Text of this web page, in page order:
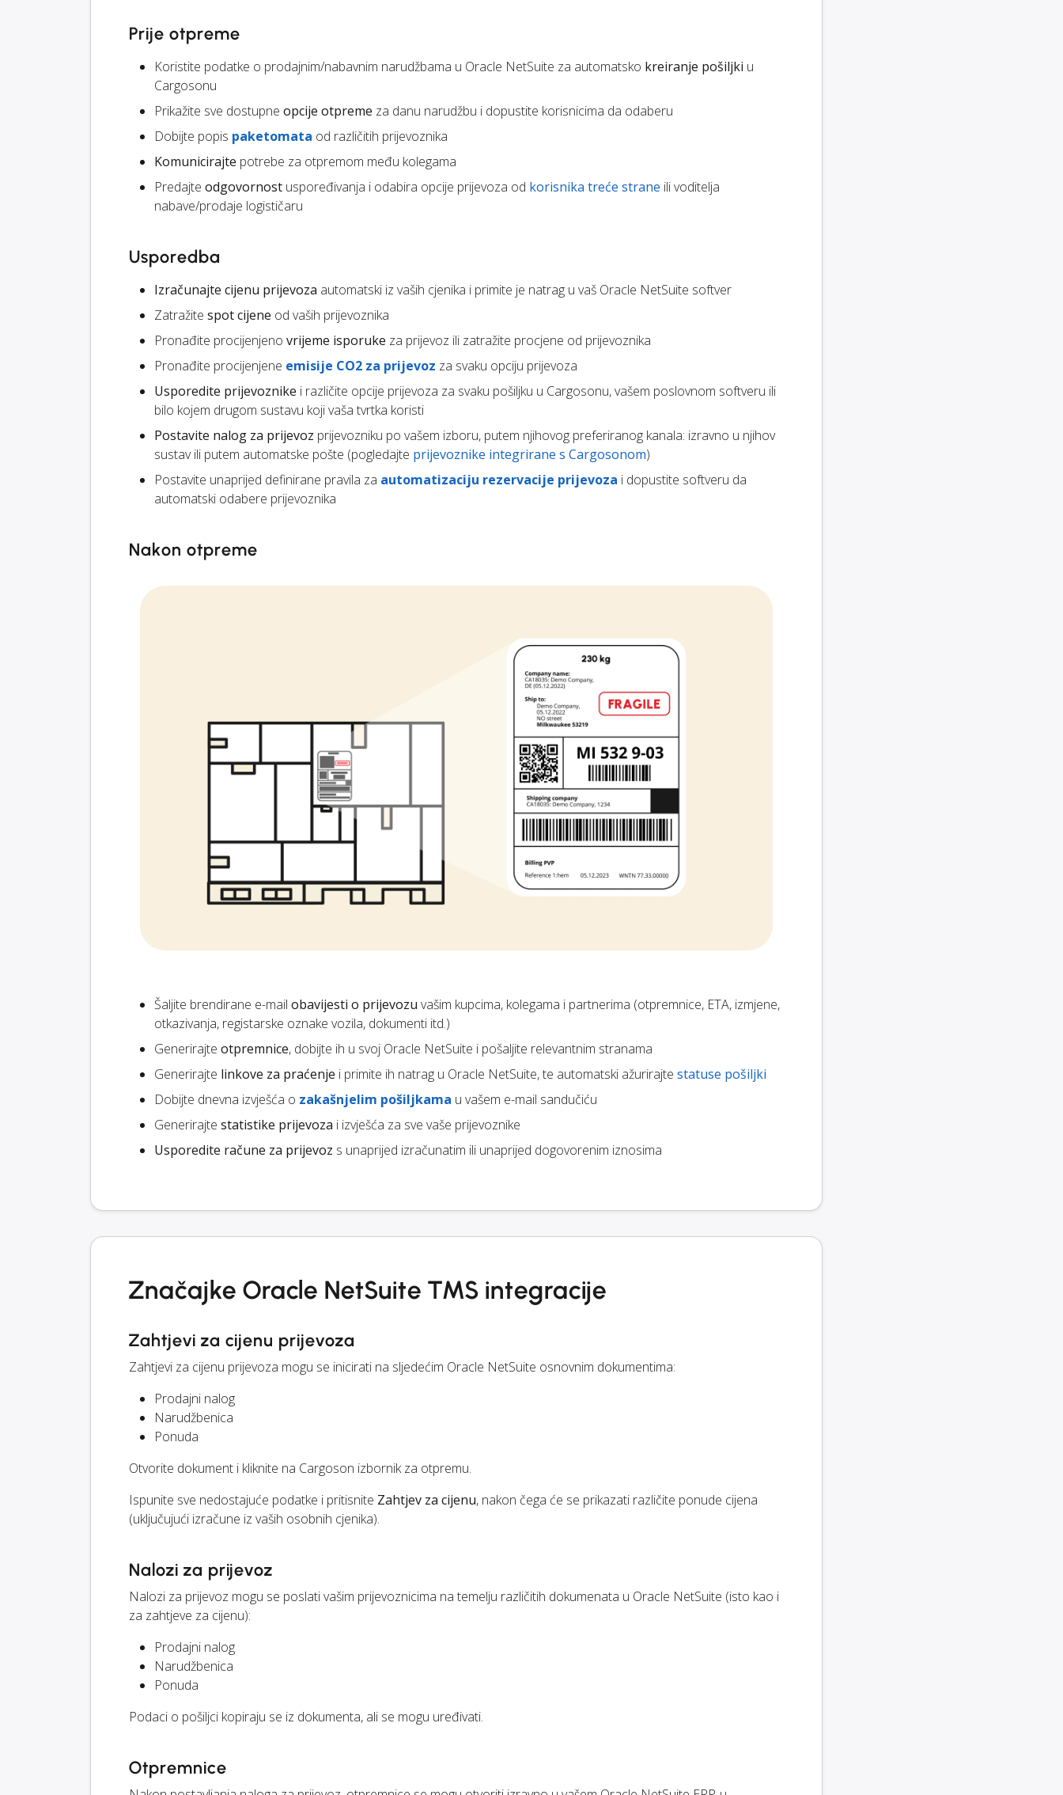
Prije otpreme
Koristite podatke o prodajnim/nabavnim narudžbama u Oracle NetSuite za automatsko kreiranje pošiljki u
Cargosonu
Prikažite sve dostupne opcije otpreme za danu narudžbu i dopustite korisnicima da odaberu
Dobijte popis paketomata od različitih prijevoznika
Komunicirajte potrebe za otpremom među kolegama
Predajte odgovornost uspoređivanja i odabira opcije prijevoza od korisnika treće strane ili voditelja
nabave/prodaje logističaru
Usporedba
Izračunajte cijenu prijevoza automatski iz vaših cjenika i primite je natrag u vaš Oracle NetSuite softver
Zatražite spot cijene od vaših prijevoznika
Pronađite procijenjeno vrijeme isporuke za prijevoz ili zatražite procjene od prijevoznika
Pronađite procijenjene emisije CO2 za prijevoz za svaku opciju prijevoza
Usporedite prijevoznike i različite opcije prijevoza za svaku pošiljku u Cargosonu, vašem poslovnom softveru ili
bilo kojem drugom sustavu koji vaša tvrtka koristi
Postavite nalog za prijevoz prijevozniku po vašem izboru, putem njihovog preferiranog kanala: izravno u njihov
sustav ili putem automatske pošte (pogledajte prijevoznike integrirane s Cargosonom)
Postavite unaprijed definirane pravila za automatizaciju rezervacije prijevoza i dopustite softveru da
automatski odabere prijevoznika
Nakon otpreme
Šaljite brendirane e-mail obavijesti o prijevozu vašim kupcima, kolegama i partnerima (otpremnice, ETA, izmjene,
otkazivanja, registarske oznake vozila, dokumenti itd.)
Generirajte otpremnice, dobijte ih u svoj Oracle NetSuite i pošaljite relevantnim stranama
Generirajte linkove za praćenje i primite ih natrag u Oracle NetSuite, te automatski ažurirajte statuse pošiljki
Dobijte dnevna izvješća o zakašnjelim pošiljkama u vašem e-mail sandučiću
Generirajte statistike prijevoza i izvješća za sve vaše prijevoznike
Usporedite račune za prijevoz s unaprijed izračunatim ili unaprijed dogovorenim iznosima
Značajke Oracle NetSuite TMS integracije
Zahtjevi za cijenu prijevoza
Zahtjevi za cijenu prijevoza mogu se inicirati na sljedećim Oracle NetSuite osnovnim dokumentima:
Prodajni nalog
Narudžbenica
Ponuda
Otvorite dokument i kliknite na Cargoson izbornik za otpremu.
Ispunite sve nedostajuće podatke i pritisnite Zahtjev za cijenu, nakon čega će se prikazati različite ponude cijena
(uključujući izračune iz vaših osobnih cjenika).
Nalozi za prijevoz
Nalozi za prijevoz mogu se poslati vašim prijevoznicima na temelju različitih dokumenata u Oracle NetSuite (isto kao i
za zahtjeve za cijenu):
Prodajni nalog
Narudžbenica
Ponuda
Podaci o pošiljci kopiraju se iz dokumenta, ali se mogu uređivati.
Otpremnice